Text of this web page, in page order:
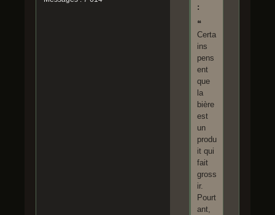
:
❝
Certa
ins
pens
ent
que
la
bière
est
un
produ
it qui
fait
gross
ir.
Pourt
ant,